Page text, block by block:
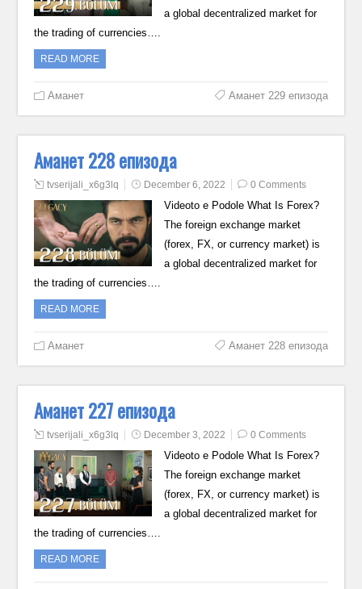
a global decentralized market for
the trading of currencies….
READ MORE
Аманет Аманет 229 епизода
Аманет 228 епизода
tvserijali_x6g3lq December 6, 2022 0 Comments
Videoto e Podole What Is Forex?
The foreign exchange market
(forex, FX, or currency market) is
a global decentralized market for
the trading of currencies….
READ MORE
Аманет Аманет 228 епизода
Аманет 227 епизода
tvserijali_x6g3lq December 3, 2022 0 Comments
Videoto e Podole What Is Forex?
The foreign exchange market
(forex, FX, or currency market) is
a global decentralized market for
the trading of currencies….
READ MORE